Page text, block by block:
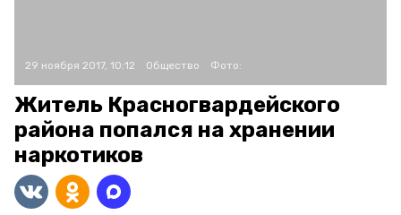
29 ноября 2017, 10:12 Общество Фото:
Житель Красногвардейского
района попался на хранении
наркотиков